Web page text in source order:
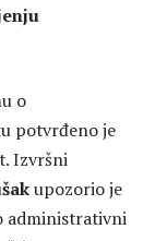
o
potvrđeno je
Izvršni
upozorio je
administrativni